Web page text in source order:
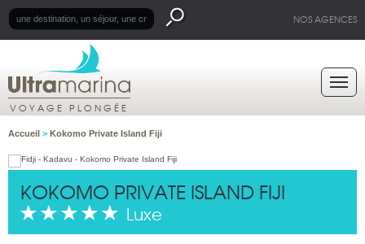
NOS AGENCES
VOYAGE PLONGÉE
Accueil > Kokomo Private Island Fiji
KOKOMO PRIVATE ISLAND FIJI
Luxe